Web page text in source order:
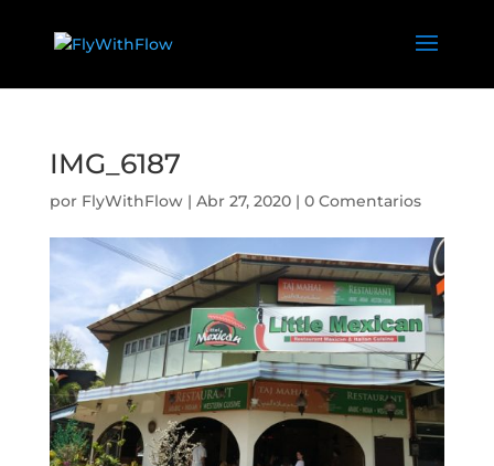
IMG_6187
por FlyWithFlow| Abr 27, 2020| 0 Comentarios